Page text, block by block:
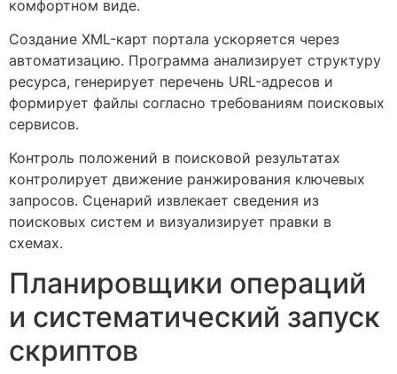
комфортном виде.
Создание XML-карт портала ускоряется через
автоматизацию. Программа анализирует структуру
ресурса, генерирует перечень URL-адресов и
формирует файлы согласно требованиям поисковых
сервисов.
Контроль положений в поисковой результатах
контролирует движение ранжирования ключевых
запросов. Сценарий извлекает сведения из
поисковых систем и визуализирует правки в
схемах.
Планировщики операций
и систематический запуск
скриптов